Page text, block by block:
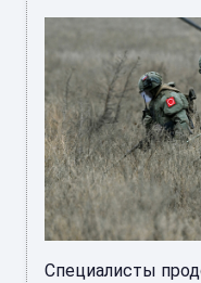
Специалисты